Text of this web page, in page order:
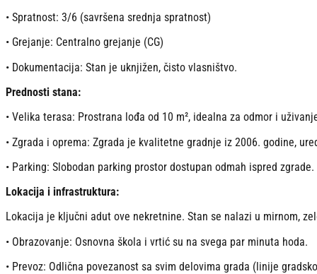
• Spratnost: 3/6 (savršena srednja spratnost)
• Grejanje: Centralno grejanje (CG)
• Dokumentacija: Stan je uknjižen, čisto vlasništvo.
Prednosti stana:
• Velika terasa: Prostrana lođa od 10 m², idealna za odmor i
• Zgrada i oprema: Zgrada je kvalitetne gradnje iz 2006. godine,
• Parking: Slobodan parking prostor dostupan odmah ispred zgrade.
Lokacija i infrastruktura:
Lokacija je ključni adut ove nekretnine. Stan se nalazi u mirnom,
• Obrazovanje: Osnovna škola i vrtić su na svega par minuta hoda.
• Prevoz: Odlična povezanost sa svim delovima grada (linije